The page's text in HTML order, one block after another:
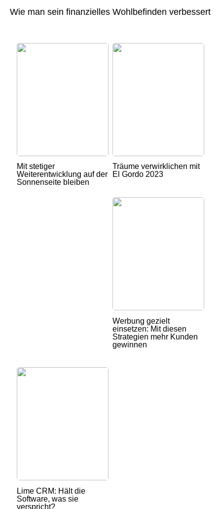
Wie man sein finanzielles Wohlbefinden verbessert
Mit stetiger
Weiterentwicklung auf der
Sonnenseite bleiben
Träume verwirklichen mit
El Gordo 2023
Werbung gezielt
einsetzen: Mit diesen
Strategien mehr Kunden
gewinnen
Lime CRM: Hält die
Software, was sie
verspricht?